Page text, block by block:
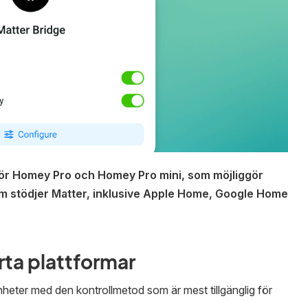
Homey Pro och Homey Pro mini, som möjliggör
Matter, inklusive Apple Home, Google Home
plattformar
med den kontrollmetod som är mest tillgänglig för